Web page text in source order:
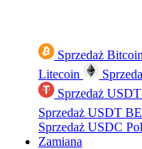
Sprzedaż Bitcoin
Litecoin
Sprzedaż
Sprzedaż USDT
Sprzedaż USDC
Zamiana